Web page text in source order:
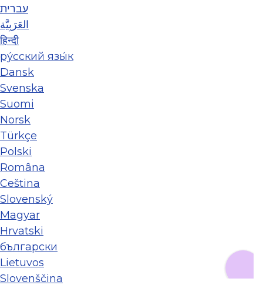
עברית
العَرَبِيَّة
हिन्दी
ру́сский язы́к
Dansk
Svenska
Suomi
Norsk
Türkçe
Polski
Româna
Ceština
Slovenský
Magyar
Hrvatski
български
Lietuvos
Slovenščina